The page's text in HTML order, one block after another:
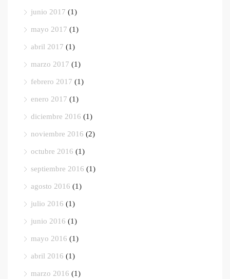
junio 2017 (1)
mayo 2017 (1)
abril 2017 (1)
marzo 2017 (1)
febrero 2017 (1)
enero 2017 (1)
diciembre 2016 (1)
noviembre 2016 (2)
octubre 2016 (1)
septiembre 2016 (1)
agosto 2016 (1)
julio 2016 (1)
junio 2016 (1)
mayo 2016 (1)
abril 2016 (1)
marzo 2016 (1)